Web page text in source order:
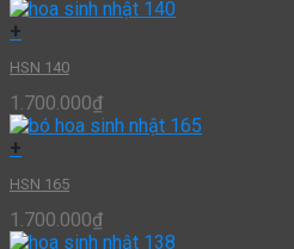
+
HSN 140
1.700.000₫
+
HSN 165
1.700.000₫